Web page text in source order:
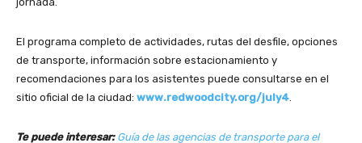
El programa completo de actividades, rutas del desfile, opciones
de transporte, información sobre estacionamiento y
recomendaciones para los asistentes puede consultarse en el
sitio oficial de la ciudad: www.redwoodcity.org/july4
Te puede interesar: Guía de las agencias de transporte para el